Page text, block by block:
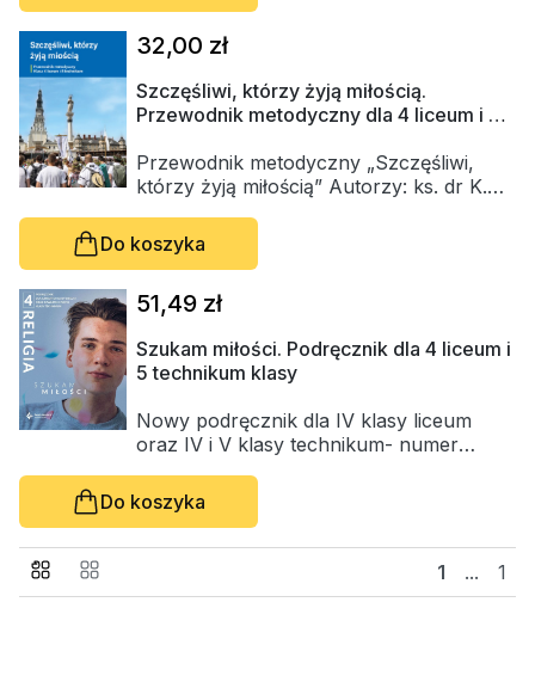
Religie
Kultura
Książki obcojęzyczne
Poradniki, leksykony...
Dewocjonalia
Inne
Podręczniki szkolne
Promocja
Śpiewniki
Szczęśliwi, którzy żyją miłością.
Przewodnik metodyczny dla 4 liceum i 5
Przewodnik metodyczny „Szczęśliwi,
którzy żyją miłością” Autorzy: ks. dr K.
programu „Z Bogiem w dorosłe życie”
Numer programu AZ-3-01/18 oraz AZ-4-
32,00 zł
Do koszyka
Szukam miłości. Podręcznik dla 4 liceum i
5 technikum klasy
Nowy podręcznik dla IV klasy liceum
oraz IV i V klasy technikum- numer
51,49 zł
Do koszyka
1 ... 1